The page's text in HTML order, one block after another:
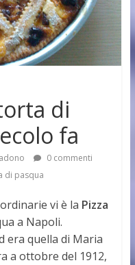
di
fa
0 commenti
di pasqua
vi è la Pizza
a Napoli.
era quella di Maria
a ottobre del 1912,